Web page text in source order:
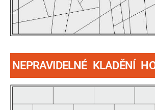
NEPRAVIDELNÉ KLADĚNÍ